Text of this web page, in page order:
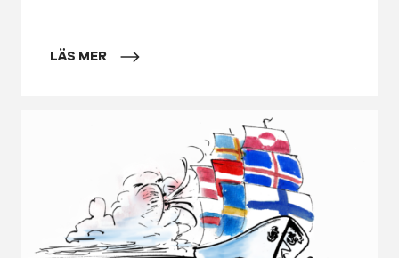
LÄS MER